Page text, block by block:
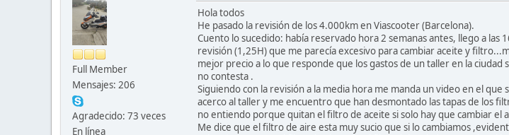
Full Member
Mensajes: 206
Agradecido: 73 veces
En línea
Hola todos
He pasado la revisión de los 4.000km en Viascooter (Barcelona).
Cuento lo sucedido: había reservado hora 2 semanas antes, llego a
revisión (1,25H) que me parecía excesivo para cambiar aceite y
mejor precio a lo que responde que los gastos de un taller en la
no contesta .
Siguiendo con la revisión a la media hora me manda un video en el
acerco al taller y me encuentro que han desmontado las tapas de los
no entiendo porque quitan el filtro de aceite si solo hay que cambiar el
Me dice que el filtro de aire esta muy sucio que si lo cambiamos